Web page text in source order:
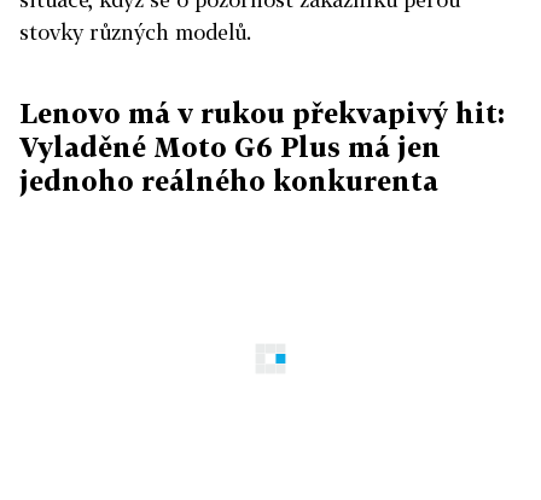
stovky různých modelů.
Lenovo má v rukou překvapivý hit:
Vyladěné Moto G6 Plus má jen
jednoho reálného konkurenta